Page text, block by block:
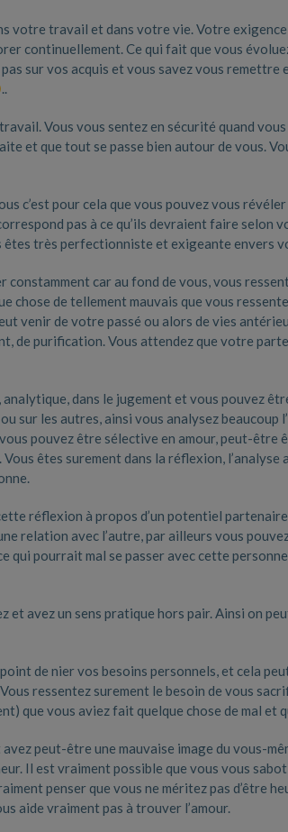
votre travail et dans votre vie. Votre
continuellement. Ce qui fait que vous
sur vos acquis et vous savez vous
..
Vous vous sentez en sécurité quand
et que tout se passe bien autour de vous.
c’est pour cela que vous pouvez vous
pas à ce qu’ils devraient faire selon
très perfectionniste et exigeante envers
constamment car au fond de vous, vous
chose de tellement mauvais que vous
venir de votre passé ou alors de vies
de purification. Vous attendez que votre
dans le jugement et vous pouvez
sur les autres, ainsi vous analysez beaucoup
pouvez être sélective en amour, peut-être
êtes surement dans la réflexion, l’analyse
réflexion à propos d’un potentiel partenaire
relation avec l’autre, par ailleurs vous
qui pourrait mal se passer avec cette
et avez un sens pratique hors pair. Ainsi on
de nier vos besoins personnels, et cela
ressentez surement le besoin de vous
que vous aviez fait quelque chose de mal
peut-être une mauvaise image du vous-
Il est vraiment possible que vous vous
penser que vous ne méritez pas d’être
aide vraiment pas à trouver l’amour.